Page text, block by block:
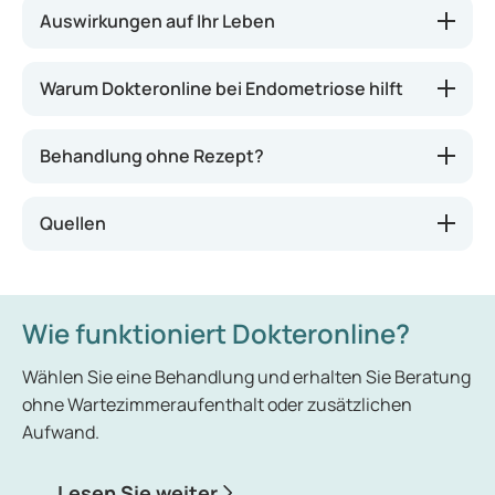
Auswirkungen auf Ihr Leben
Warum Dokteronline bei Endometriose hilft
Behandlung ohne Rezept?
Quellen
Wie funktioniert Dokteronline?
Wählen Sie eine Behandlung und erhalten Sie Beratung
ohne Wartezimmeraufenthalt oder zusätzlichen
Aufwand.